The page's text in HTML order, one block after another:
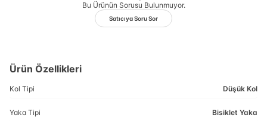
Bu Ürünün Sorusu Bulunmuyor.
Satıcıya Soru Sor
Ürün Özellikleri
Kol Tipi Düşük Kol
Yaka Tipi Bisiklet Yaka